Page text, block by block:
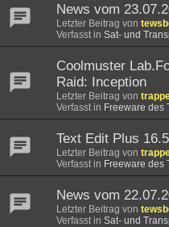
News vom
Letzter Beitrag von
Verfasst in Sat- und
Coolmuster
Raid: Inception
Letzter Beitrag von
Verfasst in Freeware des
Text Edit Plus
Letzter Beitrag von
Verfasst in Freeware des
News vom
Letzter Beitrag von
Verfasst in Sat- und